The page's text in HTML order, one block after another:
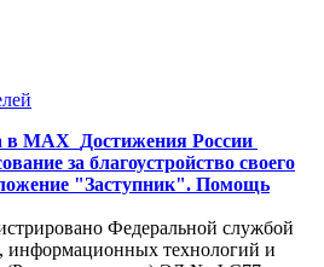
в MAX
Достижения России
за благоустройство своего
"Заступник". Помощь
Федеральной службой
информационных технологий и